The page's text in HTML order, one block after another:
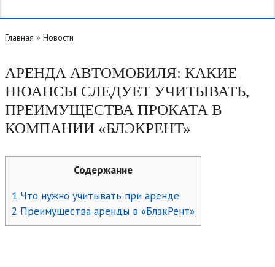
Главная » Новости
АРЕНДА АВТОМОБИЛЯ: КАКИЕ
НЮАНСЫ СЛЕДУЕТ УЧИТЫВАТЬ,
ПРЕИМУЩЕСТВА ПРОКАТА В
КОМПАНИИ «БЛЭКРЕНТ»
Содержание
1 Что нужно учитывать при аренде
2 Преимущества аренды в «БлэкРент»